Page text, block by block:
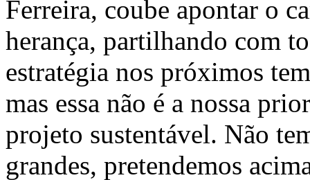
Ferreira, coube apontar o
herança, partilhando com
estratégia nos próximos
mas essa não é a nossa
projeto sustentável. Não
grandes, pretendemos